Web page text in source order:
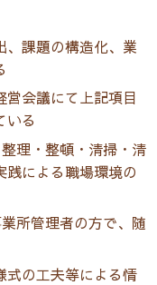
課題の構造化、業
会議にて上記項目
いる
理・整頓・清掃・清
践による職場環境の
所管理者の方で、随
の工夫等による情